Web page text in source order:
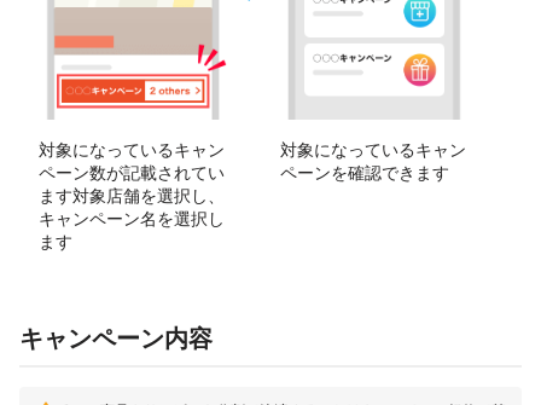
対象になっているキャン
ペーン数が記載されてい
ます対象店舗を選択し、
キャンペーン名を選択し
ます
対象になっているキャン
ペーンを確認できます
キャンペーン内容